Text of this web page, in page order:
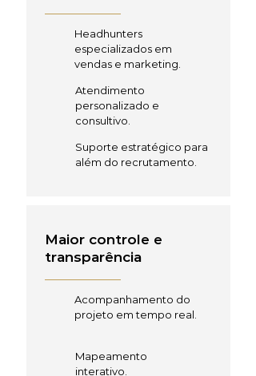
Headhunters
especializados em
vendas e marketing.
Atendimento
personalizado e
consultivo.
Suporte estratégico para
além do recrutamento.
Maior controle e
transparência
Acompanhamento do
projeto em tempo real.
Mapeamento
interativo.